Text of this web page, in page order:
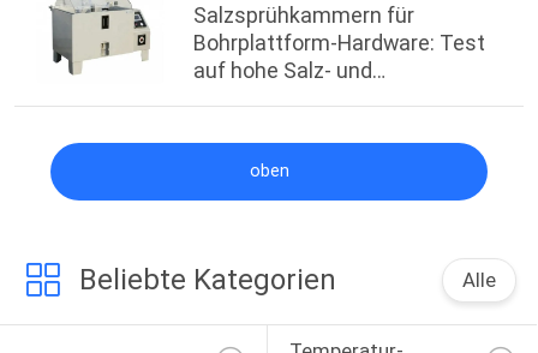
Salzsprühkammern für
Bohrplattform-Hardware: Test
auf hohe Salz- und
oben
Beliebte Kategorien Alle